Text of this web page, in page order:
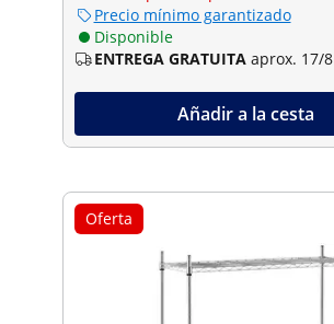
Precio mínimo garantizado
Disponible
ENTREGA GRATUITA aprox. 17/8
Añadir a la cesta
Oferta